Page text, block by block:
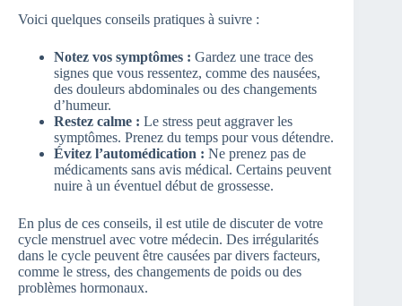
Voici quelques conseils pratiques à suivre :
Notez vos symptômes : Gardez une trace des
signes que vous ressentez, comme des nausées,
des douleurs abdominales ou des changements
d’humeur.
Restez calme : Le stress peut aggraver les
symptômes. Prenez du temps pour vous détendre.
Évitez l’automédication : Ne prenez pas de
médicaments sans avis médical. Certains peuvent
nuire à un éventuel début de grossesse.
En plus de ces conseils, il est utile de discuter de votre
cycle menstruel avec votre médecin. Des irrégularités
dans le cycle peuvent être causées par divers facteurs,
comme le stress, des changements de poids ou des
problèmes hormonaux.